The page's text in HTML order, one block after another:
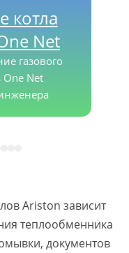
котла
Net
газового
One Net
Ariston зависит
теплообменника
документов